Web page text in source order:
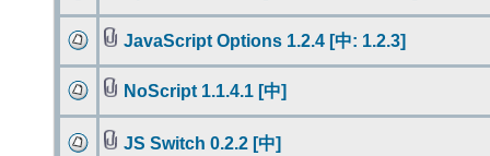
JavaScript Options 1.2.4 [中: 1.2.3]
NoScript 1.1.4.1 [中]
JS Switch 0.2.2 [中]